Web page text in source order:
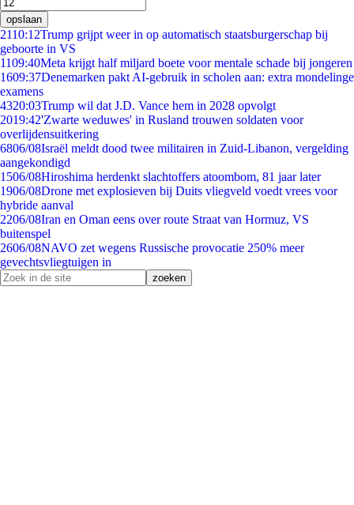
opslaan
2110:12Trump grijpt weer in op automatisch staatsburgerschap bij
geboorte in VS
1109:40Meta krijgt half miljard boete voor mentale schade bij jongeren
1609:37Denemarken pakt AI-gebruik in scholen aan: extra mondelinge
examens
4320:03Trump wil dat J.D. Vance hem in 2028 opvolgt
2019:42'Zwarte weduwes' in Rusland trouwen soldaten voor
overlijdensuitkering
6806/08Israël meldt dood twee militairen in Zuid-Libanon, vergelding
aangekondigd
1506/08Hiroshima herdenkt slachtoffers atoombom, 81 jaar later
1906/08Drone met explosieven bij Duits vliegveld voedt vrees voor
hybride aanval
2206/08Iran en Oman eens over route Straat van Hormuz, VS
buitenspel
2606/08NAVO zet wegens Russische provocatie 250% meer
gevechtsvliegtuigen in